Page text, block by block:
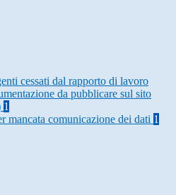
cessati dal rapporto di lavoro
da pubblicare sul sito
1
mancata comunicazione dei dati 1